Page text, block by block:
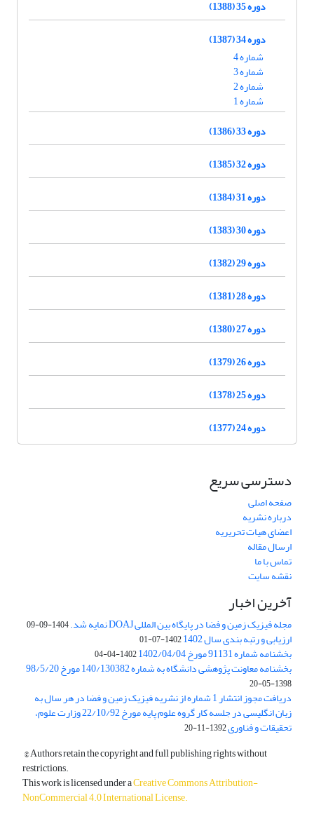
دوره 35 (1388)
دوره 34 (1387)
شماره 4
شماره 3
شماره 2
شماره 1
دوره 33 (1386)
دوره 32 (1385)
دوره 31 (1384)
دوره 30 (1383)
دوره 29 (1382)
دوره 28 (1381)
دوره 27 (1380)
دوره 26 (1379)
دوره 25 (1378)
دوره 24 (1377)
دسترسی سریع
صفحه اصلی
درباره نشریه
اعضای هیات تحریریه
ارسال مقاله
تماس با ما
نقشه سایت
آخرین اخبار
مجله فیزیک زمین و فضا در پایگاه بین المللی DOAJ نمایه شد. 1404-09-09
ارزیابی و رتبه بندی سال 1402 1402-07-01
بخشنامه شماره 91131 مورخ 1402/04/04 1402-04-04
بخشنامه معاونت پژوهشی دانشگاه به شماره 140/130382 مورخ 98/5/20
1398-05-20
دریافت مجوز انتشار 1 شماره از نشریه فیزیک زمین و فضا در هر سال به
زبان انگلیسی در جلسه کار گروه علوم پایه مورخ 22/10/92 وزارت علوم،
تحقیقات و فناوری1392-11-20
© Authors retain the copyright and full publishing rights without
restrictions.
This work is licensed under aCreative Commons Attribution-
NonCommercial 4.0 International License.